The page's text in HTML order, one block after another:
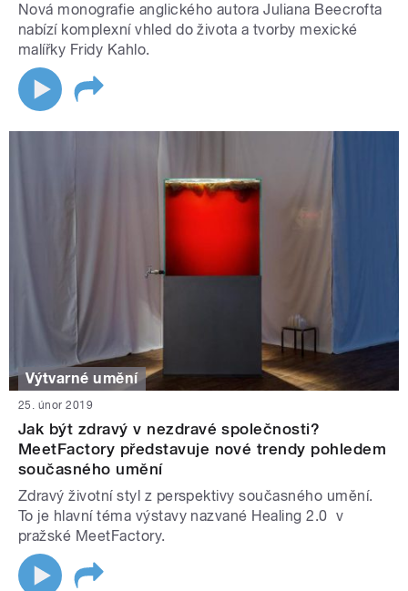
Nová monografie anglického autora Juliana Beecrofta
nabízí komplexní vhled do života a tvorby mexické
malířky Fridy Kahlo.
Výtvarné umění
25. únor 2019
Jak být zdravý v nezdravé společnosti?
MeetFactory představuje nové trendy pohledem
současného umění
Zdravý životní styl z perspektivy současného umění.
To je hlavní téma výstavy nazvané Healing 2.0 v
pražské MeetFactory.